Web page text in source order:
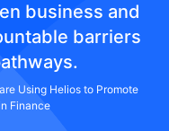
business and
barriers
Using Helios to Promote
Finance